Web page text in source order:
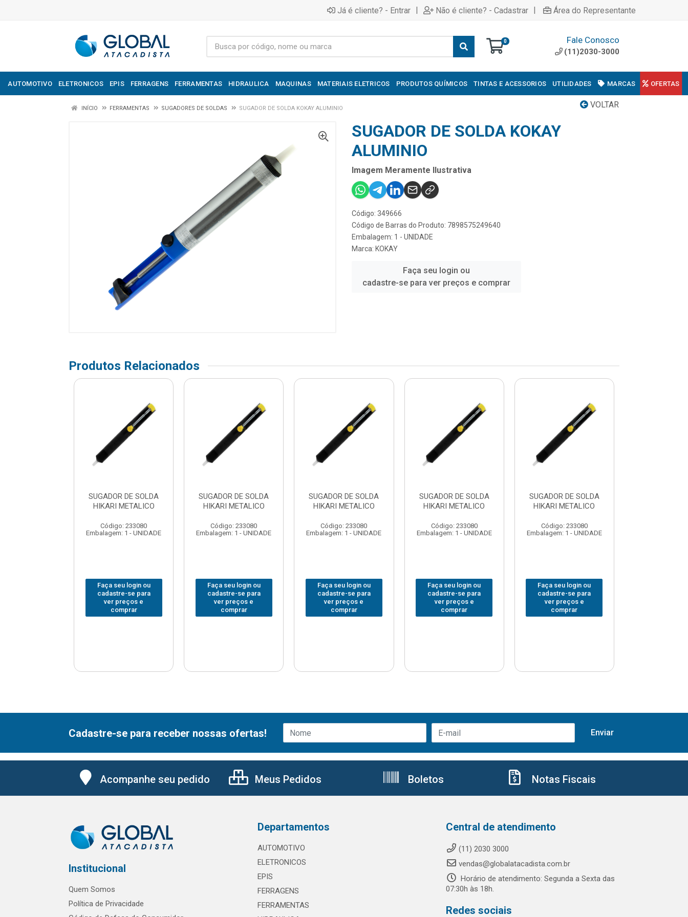
Já é cliente? - Entrar | Não é cliente? - Cadastrar | Área do Representante
0 Fale Conosco
(11)2030-3000
AUTOMOTIVO ELETRONICOS EPIS FERRAGENS FERRAMENTAS HIDRAULICA MAQUINAS MATERIAIS ELETRICOS PRODUTOS QUÍMICOS TINTAS E ACESSORIOS UTILIDADES MARCAS OFERTAS
VOLTAR
INÍCIO FERRAMENTAS SUGADORES DE SOLDAS SUGADOR DE SOLDA KOKAY ALUMINIO
SUGADOR DE SOLDA KOKAY
ALUMINIO
Imagem Meramente Ilustrativa
Código: 349666
Código de Barras do Produto: 7898575249640
Embalagem: 1 - UNIDADE
Marca: KOKAY
Faça seu login ou
cadastre-se para ver preços e comprar
Produtos Relacionados
SUGADOR DE SOLDA
HIKARI METALICO
Código: 233080
Embalagem: 1 - UNIDADE
Faça seu login ou
cadastre-se para
ver preços e
comprar
SUGADOR DE SOLDA
HIKARI METALICO
Código: 233080
Embalagem: 1 - UNIDADE
Faça seu login ou
cadastre-se para
ver preços e
comprar
SUGADOR DE SOLDA
HIKARI METALICO
Código: 233080
Embalagem: 1 - UNIDADE
Faça seu login ou
cadastre-se para
ver preços e
comprar
SUGADOR DE SOLDA
HIKARI METALICO
Código: 233080
Embalagem: 1 - UNIDADE
Faça seu login ou
cadastre-se para
ver preços e
comprar
SUGADOR DE SOLDA
HIKARI METALICO
Código: 233080
Embalagem: 1 - UNIDADE
Faça seu login ou
cadastre-se para
ver preços e
comprar
Cadastre-se para receber nossas ofertas!
Acompanhe seu pedido Meus Pedidos Boletos Notas Fiscais
Institucional
Quem Somos
Política de Privacidade
Departamentos
AUTOMOTIVO
ELETRONICOS
EPIS
FERRAGENS
FERRAMENTAS
Central de atendimento
(11) 2030 3000
vendas@globalatacadista.com.br
Horário de atendimento: Segunda a Sexta das
07:30h às 18h.
Redes sociais